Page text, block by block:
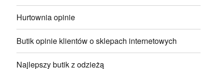
Hurtownia opinie
Butik opinie klientów o sklepach internetowych
Najlepszy butik z odzieżą